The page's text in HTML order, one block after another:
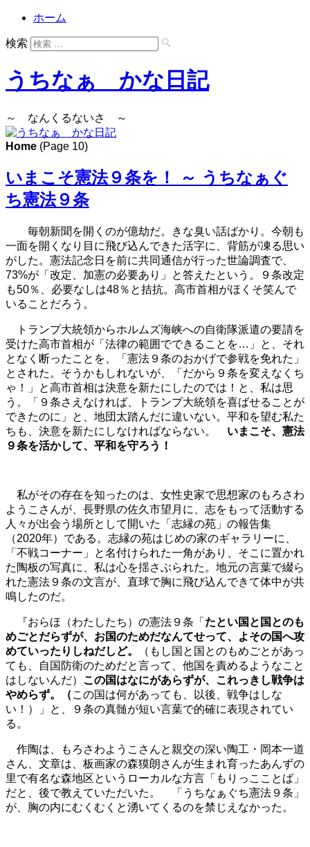
ホーム
検索
うちなぁ かな日記
～ なんくるないさ ～
Home (Page 10)
いまこそ憲法９条を！ ～ うちなぁぐ
ち憲法９条
毎朝新聞を開くのが億劫だ。きな臭い話ばかり。今朝も
一面を開くなり目に飛び込んできた活字に、背筋が凍る思い
がした。憲法記念日を前に共同通信が行った世論調査で、
73%が「改定、加憲の必要あり」と答えたという。９条改定
も50％、必要なしは48％と拮抗。高市首相がほくそ笑んで
いることだろう。
トランプ大統領からホルムズ海峡への自衛隊派遣の要請を
受けた高市首相が「法律の範囲でできることを…」と、それ
となく断ったことを、「憲法９条のおかげで参戦を免れた」
とされた。そうかもしれないが、「だから９条を変えなくち
ゃ！」と高市首相は決意を新たにしたのでは！と、私は思
う。「９条さえなければ、トランプ大統領を喜ばせることが
できたのに」と、地団太踏んだに違いない。平和を望む私た
ちも、決意を新たにしなければならない。
いまこそ、憲法
９条を活かして、平和を守ろう！
私がその存在を知ったのは、女性史家で思想家のもろさわ
ようこさんが、長野県の佐久市望月に、志をもって活動する
人々が出会う場所として開いた「志縁の苑」の報告集
（2020年）である。志縁の苑はじめの家のギャラリーに、
「不戦コーナー」と名付けられた一角があり、そこに置かれ
た陶板の写真に、私は心を揺さぶられた。 地元の言葉で綴ら
れた憲法９条の文言が、直球で胸に飛び込んできて体中が共
鳴したのだ。
『おらほ（わたしたち）の憲法９条「 たとい国と国とのも
めごとだらずが、お国のためだなんてせって、よその国へ攻
めていったりしねだしど。
（もし国と国とのもめごとがあっ
ても、自国防衛のためだと言って、他国を責めるようなこと
はしないんだ） この国はなにがあらずが、これっきし戦争は
やめらず。（この国は何があっても、以後、戦争はしな
い！）」と、９条の真髄が短い言葉で的確に表現されてい
る。
作陶は、もろさわようこさんと親交の深い陶工・岡本一道
さん、文章は、板画家の森獏朗さんが生まれ育ったあんずの
里で有名な森地区というローカルな方言「もりっこことば」
だと、後で教えていただいた。
「うちなぁぐち憲法９条」
が、胸の内にむくむくと湧いてくるのを禁じえなかった。